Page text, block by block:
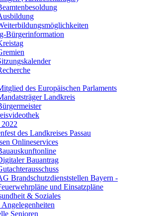
Bürgerinformation
des Europäischen Parlaments
Landkreis
2022
des Landkreises Passau
Onlineservices
Bauantrag
Brandschutzdienststellen Bayern -
und Einsatzpläne
& Soziales
Angelegenheiten
Senioren